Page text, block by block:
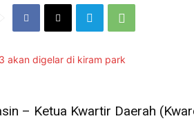
– Ketua Kwartir Daerah